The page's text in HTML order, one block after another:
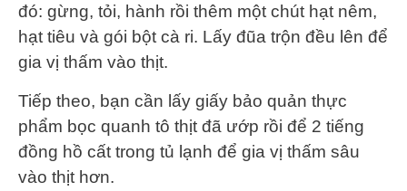
đó: gừng, tỏi, hành rồi thêm một chút hạt nêm,
hạt tiêu và gói bột cà ri. Lấy đũa trộn đều lên để
gia vị thấm vào thịt.
Tiếp theo, bạn cần lấy giấy bảo quản thực
phẩm bọc quanh tô thịt đã ướp rồi để 2 tiếng
đồng hồ cất trong tủ lạnh để gia vị thấm sâu
vào thịt hơn.